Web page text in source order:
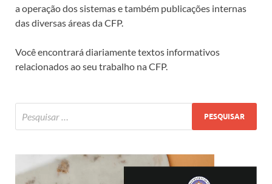
a operação dos sistemas e também publicações internas
das diversas áreas da CFP.
Você encontrará diariamente textos informativos
relacionados ao seu trabalho na CFP.